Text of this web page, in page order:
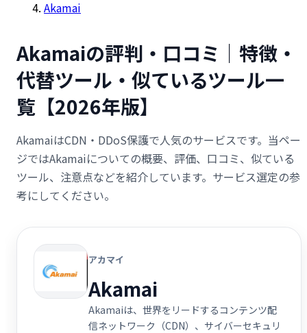
Akamai
Akamaiの評判・口コミ｜特徴・
代替ツール・似ているツール一
覧【2026年版】
AkamaiはCDN・DDoS保護で人気のサービスです。当ペー
ジではAkamaiについての概要、評価、口コミ、似ている
ツール、注意点などを紹介しています。サービス選定の参
考にしてください。
アカマイ
Akamai
Akamaiは、世界をリードするコンテンツ配
信ネットワーク（CDN）、サイバーセキュリ